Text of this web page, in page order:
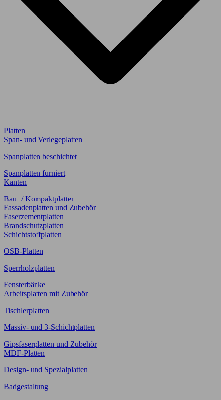
Platten
Span- und Verlegeplatten
Spanplatten beschichtet
Spanplatten furniert
Kanten
Bau- / Kompaktplatten
Fassadenplatten und Zubehör
Faserzementplatten
Brandschutzplatten
Schichtstoffplatten
OSB-Platten
Sperrholzplatten
Fensterbänke
Arbeitsplatten mit Zubehör
Tischlerplatten
Massiv- und 3-Schichtplatten
Gipsfaserplatten und Zubehör
MDF-Platten
Design- und Spezialplatten
Badgestaltung